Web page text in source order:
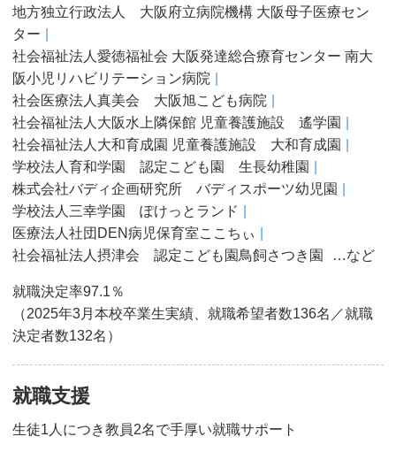
地方独立行政法人 大阪府立病院機構 大阪母子医療セン
ター
社会福祉法人愛徳福祉会 大阪発達総合療育センター 南大
阪小児リハビリテーション病院
社会医療法人真美会 大阪旭こども病院
社会福祉法人大阪水上隣保館 児童養護施設 遙学園
社会福祉法人大和育成園 児童養護施設 大和育成園
学校法人育和学園 認定こども園 生長幼稚園
株式会社バディ企画研究所 バディスポーツ幼児園
学校法人三幸学園 ぽけっとランド
医療法人社団DEN病児保育室ここちぃ
社会福祉法人摂津会 認定こども園鳥飼さつき園
…など
就職決定率97.1％
（2025年3月本校卒業生実績、就職希望者数136名／就職
決定者数132名）
就職支援
生徒1人につき教員2名で手厚い就職サポート